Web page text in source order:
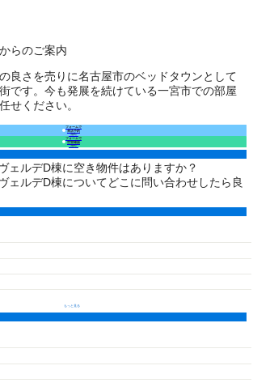
らのご案内
良さを売りに名古屋市のベッドタウンとして
です。今も発展を続けている一宮市での部屋
せください。
フォームで
来店予約
（無料）
フォームで
空室確認
（無料）
ェルデD棟に空き物件はありますか？
ェルデD棟についてどこに問い合わせしたら良
もっと見る